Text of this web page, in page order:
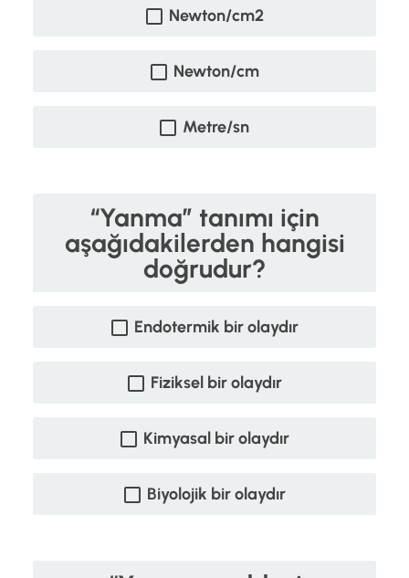
Newton/cm2
Newton/cm
Metre/sn
“Yanma” tanımı için
aşağıdakilerden hangisi
doğrudur?
Endotermik bir olaydır
Fiziksel bir olaydır
Kimyasal bir olaydır
Biyolojik bir olaydır